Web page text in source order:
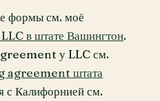
формы см. моё
в штате Вашингтон.
у LLC см.
agreement штата
с Калифорнией см.